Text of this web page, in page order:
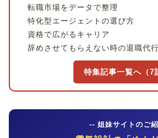
転職市場をデータで整理
特化型エージェントの選び方
資格で広がるキャリア
辞めさせてもらえない時の退職代行
特集記事一覧へ（7
-- 姐妹サイトのご